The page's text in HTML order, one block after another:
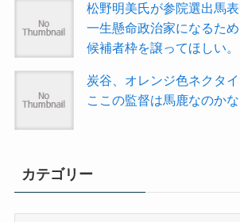
松野明美氏が参院選出馬
一生懸命政治家になるた
候補者枠を譲ってほしい。
炭谷、オレンジ色ネクタ
ここの監督は馬鹿なのか
カテゴリー